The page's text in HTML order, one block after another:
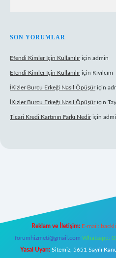
SON YORUMLAR
Efendi Kimler Için Kullanılıriçin admin
Efendi Kimler Için Kullanılıriçin Kıvılcım
İKizler Burcu Erkeği Nasıl Öpüşüriçin
İKizler Burcu Erkeği Nasıl Öpüşüriçin
Ticari Kredi Kartının Farkı Nediriçin
Reklam ve İletişim: E-mail:
forumhizmeti@gmail.com Whatsapp:
Yasal Uyarı: Sitemiz, 5651 Sayılı